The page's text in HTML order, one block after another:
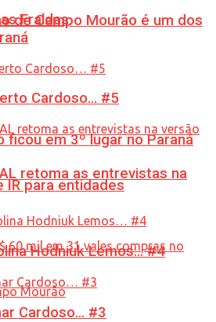
Fraldas
ficou em 3º lugar no Paraná
IR para entidades
de Campo Mourão é um dos
Cardoso… #5
retoma as entrevistas na
Hodniuk Lemos… #4
Cardoso… #3